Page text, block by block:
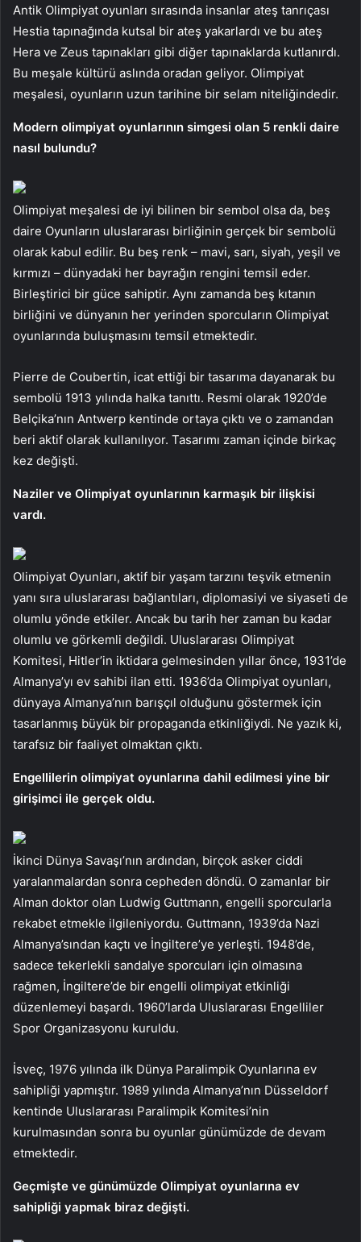
Antik Olimpiyat oyunları sırasında insanlar ateş tanrıçası
Hestia tapınağında kutsal bir ateş yakarlardı ve bu ateş
Hera ve Zeus tapınakları gibi diğer tapınaklarda kutlanırdı.
Bu meşale kültürü aslında oradan geliyor. Olimpiyat
meşalesi, oyunların uzun tarihine bir selam niteliğindedir.
Modern olimpiyat oyunlarının simgesi olan 5 renkli daire
nasıl bulundu?
Olimpiyat meşalesi de iyi bilinen bir sembol olsa da, beş
daire Oyunların uluslararası birliğinin gerçek bir sembolü
olarak kabul edilir. Bu beş renk – mavi, sarı, siyah, yeşil ve
kırmızı – dünyadaki her bayrağın rengini temsil eder.
Birleştirici bir güce sahiptir. Aynı zamanda beş kıtanın
birliğini ve dünyanın her yerinden sporcuların Olimpiyat
oyunlarında buluşmasını temsil etmektedir.
Pierre de Coubertin, icat ettiği bir tasarıma dayanarak bu
sembolü 1913 yılında halka tanıttı. Resmi olarak 1920’de
Belçika’nın Antwerp kentinde ortaya çıktı ve o zamandan
beri aktif olarak kullanılıyor. Tasarımı zaman içinde birkaç
kez değişti.
Naziler ve Olimpiyat oyunlarının karmaşık bir ilişkisi
vardı.
Olimpiyat Oyunları, aktif bir yaşam tarzını teşvik etmenin
yanı sıra uluslararası bağlantıları, diplomasiyi ve siyaseti de
olumlu yönde etkiler. Ancak bu tarih her zaman bu kadar
olumlu ve görkemli değildi. Uluslararası Olimpiyat
Komitesi, Hitler’in iktidara gelmesinden yıllar önce, 1931’de
Almanya’yı ev sahibi ilan etti. 1936’da Olimpiyat oyunları,
dünyaya Almanya’nın barışçıl olduğunu göstermek için
tasarlanmış büyük bir propaganda etkinliğiydi. Ne yazık ki,
tarafsız bir faaliyet olmaktan çıktı.
Engellilerin olimpiyat oyunlarına dahil edilmesi yine bir
girişimci ile gerçek oldu.
İkinci Dünya Savaşı’nın ardından, birçok asker ciddi
yaralanmalardan sonra cepheden döndü. O zamanlar bir
Alman doktor olan Ludwig Guttmann, engelli sporcularla
rekabet etmekle ilgileniyordu. Guttmann, 1939’da Nazi
Almanya’sından kaçtı ve İngiltere’ye yerleşti. 1948’de,
sadece tekerlekli sandalye sporcuları için olmasına
rağmen, İngiltere’de bir engelli olimpiyat etkinliği
düzenlemeyi başardı. 1960’larda Uluslararası Engelliler
Spor Organizasyonu kuruldu.
İsveç, 1976 yılında ilk Dünya Paralimpik Oyunlarına ev
sahipliği yapmıştır. 1989 yılında Almanya’nın Düsseldorf
kentinde Uluslararası Paralimpik Komitesi’nin
kurulmasından sonra bu oyunlar günümüzde de devam
etmektedir.
Geçmişte ve günümüzde Olimpiyat oyunlarına ev
sahipliği yapmak biraz değişti.